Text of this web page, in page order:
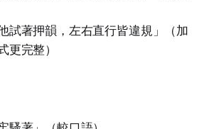
試著押韻，左右直行皆違規」（加
更完整）